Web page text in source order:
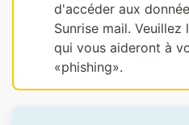
d'accéder aux
Sunrise mail. Veuillez
qui vous aideront à
«phishing».